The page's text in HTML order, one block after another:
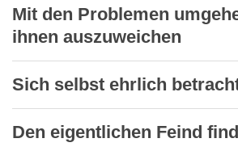
Mit den Problemen
ihnen auszuweichen
Sich selbst ehrlich
Den eigentlichen Feind